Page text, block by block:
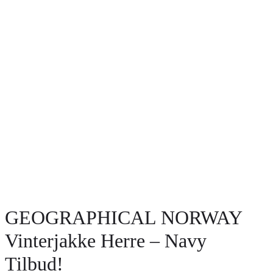
GEOGRAPHICAL NORWAY
Vinterjakke Herre – Navy
Tilbud!